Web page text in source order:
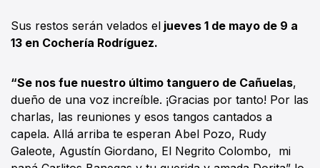
Sus restos serán velados el jueves 1 de mayo de 9 a
13 en Cochería Rodríguez.
“Se nos fue nuestro último tanguero de Cañuelas,
dueño de una voz increíble. ¡Gracias por tanto! Por las
charlas, las reuniones y esos tangos cantados a
capela. Allá arriba te esperan Abel Pozo, Rudy
Galeote, Agustín Giordano, El Negrito Colombo, mi